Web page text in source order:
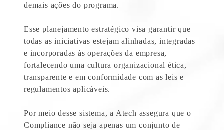
demais ações do programa.
Esse planejamento estratégico visa garantir que
todas as iniciativas estejam alinhadas, integradas
e incorporadas às operações da empresa,
fortalecendo uma cultura organizacional ética,
transparente e em conformidade com as leis e
regulamentos aplicáveis.
Por meio desse sistema, a Atech assegura que o
Compliance não seja apenas um conjunto de